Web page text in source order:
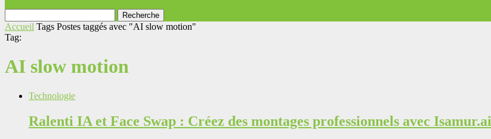
Recherche
Accueil Tags Postes taggés avec "AI slow motion"
Tag:
AI slow motion
Technologie
Ralenti IA et Face Swap : Créez des montages professionnels avec Isamur.ai